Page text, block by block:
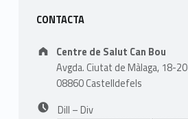
Sidebar
CONTACTA
Address:
Centre de Salut Can Bou
Avgda. Ciutat de Màlaga, 18-20
08860 Castelldefels
Business hours:
Dill – Div